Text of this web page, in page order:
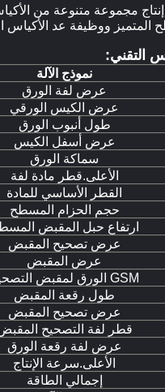
إنتاج مجموعة متنوعة من
المتميز ووظيفة عد الأكياس
التقني:
نموذج الآلة
عرض لفة الورق
عرض الكيس الورقي
طول أنبوب الورق
عرض أسفل الكيس
سماكة الورق
الأعلى.قطر مادة لفة
القطر الأساسي للمادة
حجم الحزام المسطح
ارتفاع حبل المقبض
عرض تصحيح المقبض
عرض المقبض
GSM الورق لمقبض التصحيح
طول رقعة المقبض
عرض تصحيح المقبض
قطر لفة التصحيح
عرض لفة رقعة الورق
الأعلى.سرعة الإنتاج
إجمالي الطاقة